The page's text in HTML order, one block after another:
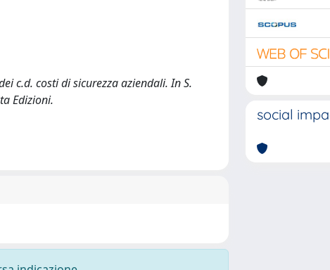
c.d. costi di sicurezza aziendali. In S.
Edizioni.
social